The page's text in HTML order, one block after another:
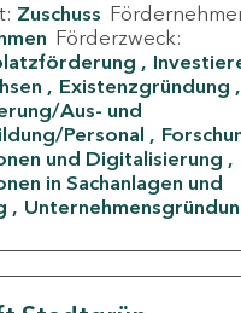
Zuschuss
Förderzweck:
Existenzgründung
Aus- und
Personal
und Digitalisierung
in Sachanlagen und